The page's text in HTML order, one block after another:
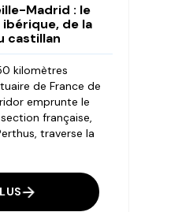
Madrid : le
de la
castillan
kilomètres
de France de
emprunte le
française,
traverse la